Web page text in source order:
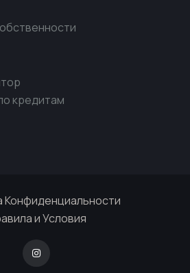
кредитам
Конфиденциальности
и Условия